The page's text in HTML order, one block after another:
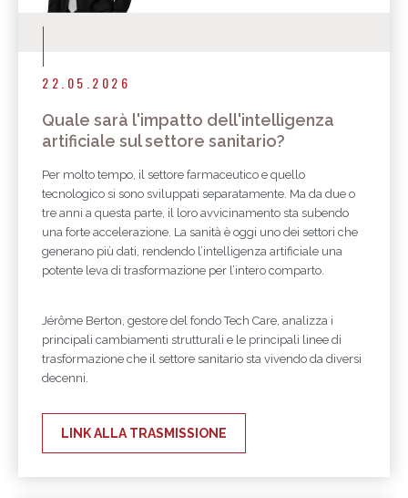
22.05.2026
Quale sarà l'impatto dell'intelligenza
artificiale sul settore sanitario?
Per molto tempo, il settore farmaceutico e quello
tecnologico si sono sviluppati separatamente. Ma da due o
tre anni a questa parte, il loro avvicinamento sta subendo
una forte accelerazione. La sanità è oggi uno dei settori che
generano più dati, rendendo l’intelligenza artificiale una
potente leva di trasformazione per l’intero comparto.
Jérôme Berton, gestore del fondo Tech Care, analizza i
principali cambiamenti strutturali e le principali linee di
trasformazione che il settore sanitario sta vivendo da diversi
decenni.
LINK ALLA TRASMISSIONE